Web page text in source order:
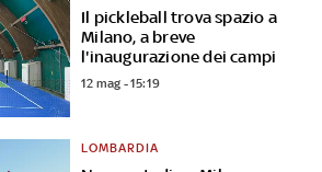
Il pickleball trova spazio a
Milano, a breve
l'inaugurazione dei campi
12 mag - 15:19
LOMBARDIA